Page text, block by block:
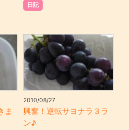
日記
ま
2010/08/27
興奮！逆転サヨナラ３ラ
ン♪